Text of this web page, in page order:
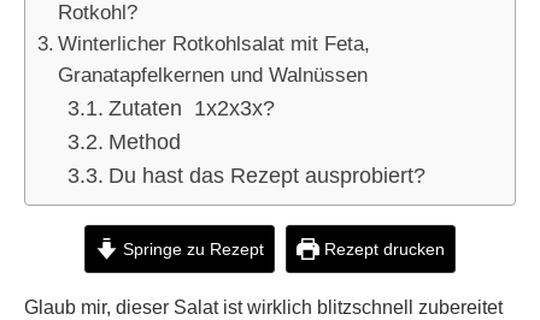
Rotkohl?
Winterlicher Rotkohlsalat mit Feta,
Granatapfelkernen und Walnüssen
Zutaten 1x2x3x?
Method
Du hast das Rezept ausprobiert?
Springe zu Rezept Rezept drucken
Glaub mir, dieser Salat ist wirklich blitzschnell zubereitet